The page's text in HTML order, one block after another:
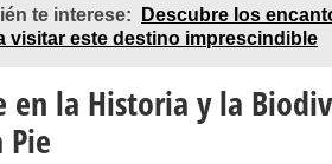
te interese:
Descubre los
visitar este destino imprescindible
en la Historia y la
Pie